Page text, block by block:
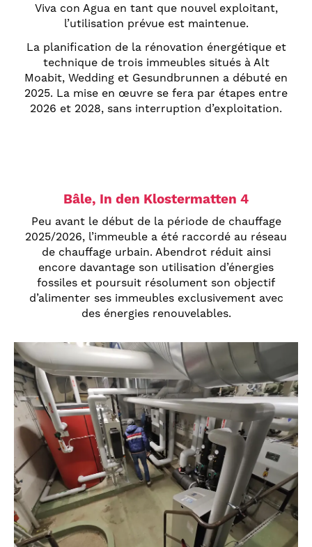
Viva con Agua en tant que nouvel exploitant,
l’utilisation prévue est maintenue.
La planification de la rénovation énergétique et
technique de trois immeubles situés à Alt
Moabit, Wedding et Gesundbrunnen a débuté en
2025. La mise en œuvre se fera par étapes entre
2026 et 2028, sans interruption d’exploitation.
Bâle, In den Klostermatten 4
Peu avant le début de la période de chauffage
2025/2026, l’immeuble a été raccordé au réseau
de chauffage urbain. Abendrot réduit ainsi
encore davantage son utilisation d’énergies
fossiles et poursuit résolument son objectif
d’alimenter ses immeubles exclusivement avec
des énergies renouvelables.